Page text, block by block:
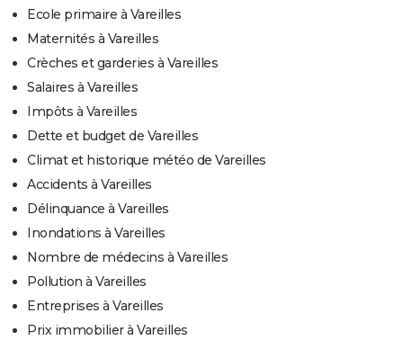
Ecole primaire à Vareilles
Maternités à Vareilles
Crèches et garderies à Vareilles
Salaires à Vareilles
Impôts à Vareilles
Dette et budget de Vareilles
Climat et historique météo de Vareilles
Accidents à Vareilles
Délinquance à Vareilles
Inondations à Vareilles
Nombre de médecins à Vareilles
Pollution à Vareilles
Entreprises à Vareilles
Prix immobilier à Vareilles